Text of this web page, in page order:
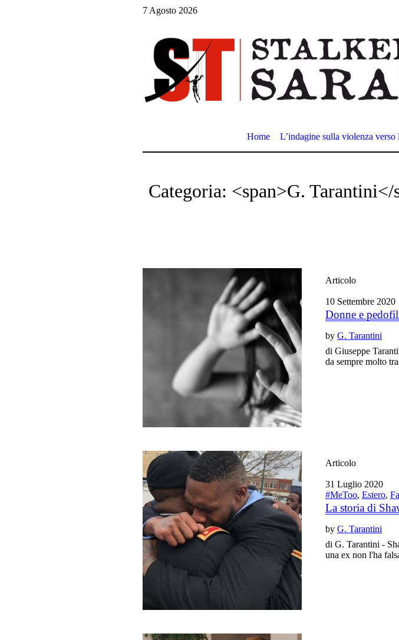
7 Agosto 2026
Home L’indagine sulla violenza verso
Categoria: <span>G. Tarantini</
Articolo
10 Settembre 2020
Donne e
byG. Tarantini
di Giuseppe
da sempre molto
Articolo
31 Luglio 2020
#MeToo,Estero,
La storia di
byG. Tarantini
di G. Tarantini -
una ex non l'ha